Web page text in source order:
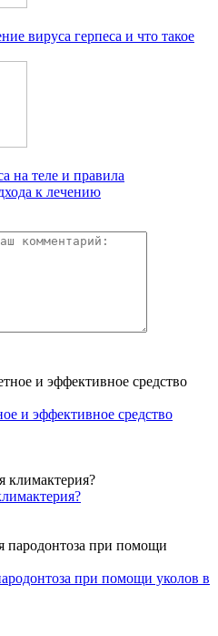
вируса герпеса и что такое
на теле и правила
к лечению
и эффективное средство
при помощи уколов в